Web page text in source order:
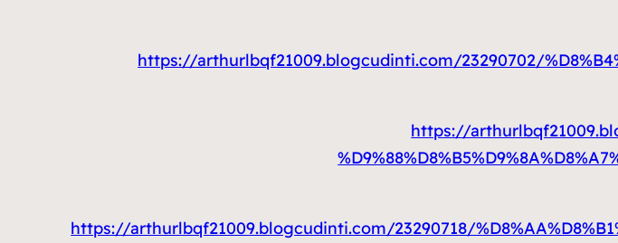
https://arthurlbqf21009.blogcudinti.com/23290702/
https://
https://arthurlbqf21009.blogcudinti.com/23290718/